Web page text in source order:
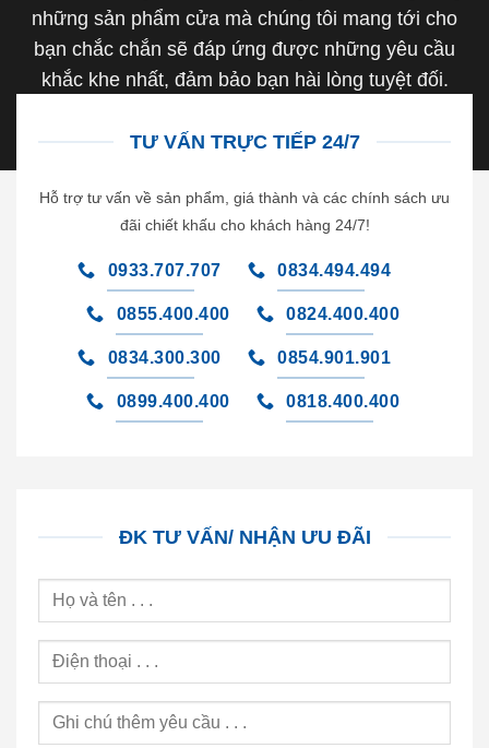
những sản phẩm cửa mà chúng tôi mang tới cho
bạn chắc chắn sẽ đáp ứng được những yêu cầu
khắc khe nhất, đảm bảo bạn hài lòng tuyệt đối.
TƯ VẤN TRỰC TIẾP 24/7
Hỗ trợ tư vấn về sản phẩm, giá thành và các chính sách ưu
đãi chiết khấu cho khách hàng 24/7!
0933.707.707 0834.494.494
0855.400.400 0824.400.400
0834.300.300 0854.901.901
0899.400.400 0818.400.400
ĐK TƯ VẤN/ NHẬN ƯU ĐÃI